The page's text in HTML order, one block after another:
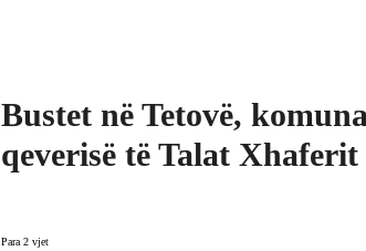
Bustet në Tetovë,
qeverisë të Talat Xhaferit
Para 2 vjet